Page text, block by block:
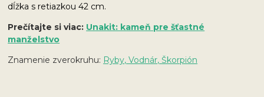
dĺžka s retiazkou 42 cm.
Prečítajte si viac: Unakit: kameň pre šťastné
manželstvo
Znamenie zverokruhu: Ryby, Vodnár, Škorpión